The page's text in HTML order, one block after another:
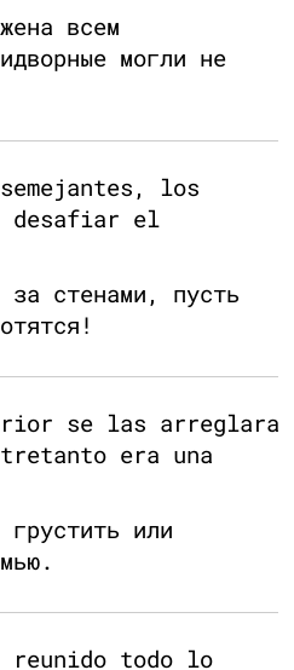
всем
могли не
los
desafiar el
стенами, пусть
se las arreglara
era una
или
reunido todo lo